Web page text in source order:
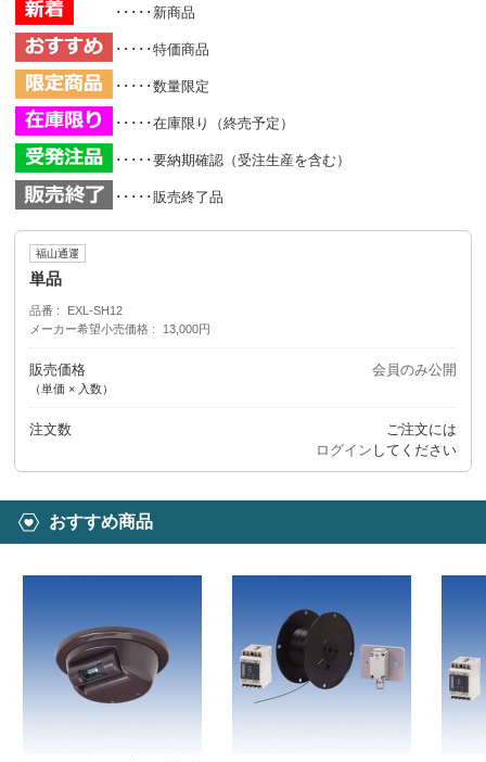
･････新商品
･････特価商品
･････数量限定
･････在庫限り（終売予定）
･････要納期確認（受注生産を含む）
･････販売終了品
福山通運
単品
品番
EXL-SH12
メーカー希望小売価格
13,000円
販売価格
（単価 × 入数）
会員のみ公開
注文数
ご注文には
ログイン してください
おすすめ商品